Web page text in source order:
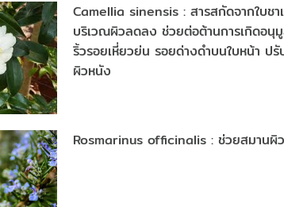
Camellia sinensis : สารสกัดจากใบชา
บริเวณผิวลดลง ช่วยต่อต้านการเกิดอนุ
ริ้วรอยเหี่ยวย่น รอยด่างดำบนใบหน้า ป
ผิวหนัง
Rosmarinus officinalis : ช่วยสมานผิ